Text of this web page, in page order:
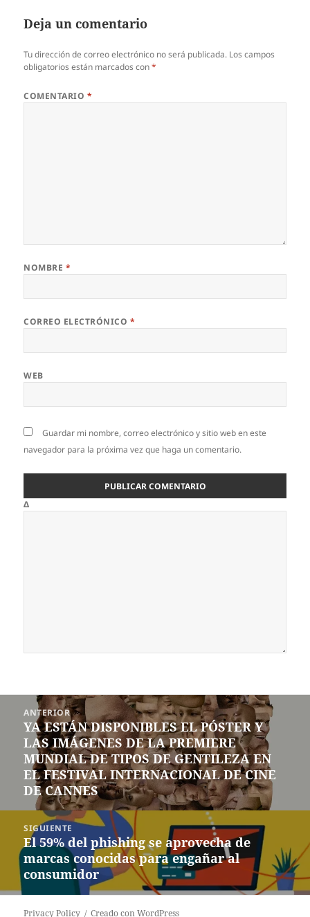
Deja un comentario
Tu dirección de correo electrónico no será publicada. Los campos
obligatorios están marcados con*
COMENTARIO *
NOMBRE *
CORREO ELECTRÓNICO *
WEB
Guardar mi nombre, correo electrónico y sitio web en este
navegador para la próxima vez que haga un comentario.
Δ
Navegación
entradas
ANTERIOR
Entrada
anterior:
YA ESTÁN DISPONIBLES EL PÓSTER Y
LAS IMÁGENES DE LA PREMIERE
MUNDIAL DE TIPOS DE GENTILEZA EN
EL FESTIVAL INTERNACIONAL DE CINE
DE CANNES
SIGUIENTE
Siguiente
entrada:
El 59% del phishing se aprovecha de
marcas conocidas para engañar al
consumidor
Privacy Policy Creado con WordPress